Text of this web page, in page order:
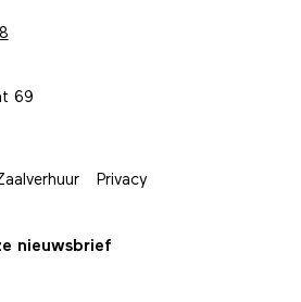
69
Privacy
nieuwsbrief